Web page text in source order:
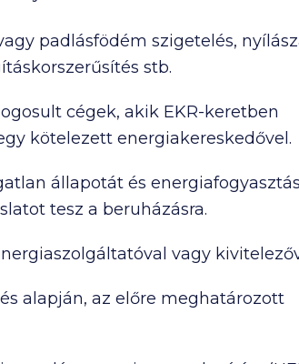
padlásfödém szigetelés,
stb.
cégek, akik EKR-keretben
kötelezett energiakereskedővel.
állapotát és
tesz a beruházásra.
vagy
alapján, az előre meghatározott